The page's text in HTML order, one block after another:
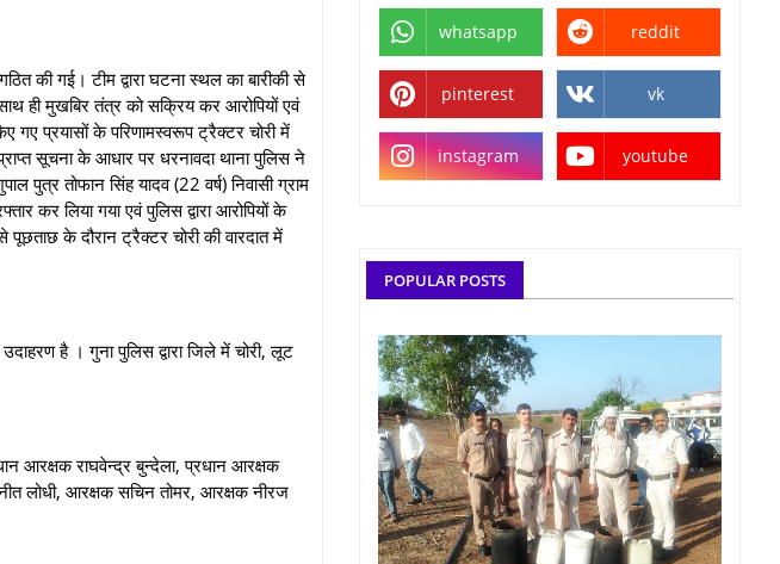
की गई। टीम द्वारा घटना स्थल का बारीकी से
ही मुखबिर तंत्र को सक्रिय कर आरोपियों एवं
गए प्रयासों के परिणामस्वरूप ट्रैक्टर चोरी में
सूचना के आधार पर धरनावदा थाना पुलिस ने
पुत्र तोफान सिंह यादव (22 वर्ष) निवासी ग्राम
कर लिया गया एवं पुलिस द्वारा आरोपियों के
के दौरान ट्रैक्टर चोरी की वारदात में
है । गुना पुलिस द्वारा जिले में चोरी, लूट
आरक्षक राघवेन्द्र बुन्देला, प्रधान आरक्षक
लोधी, आरक्षक सचिन तोमर, आरक्षक नीरज
whatsapp reddit
pinterest vk
instagram youtube
POPULAR POSTS